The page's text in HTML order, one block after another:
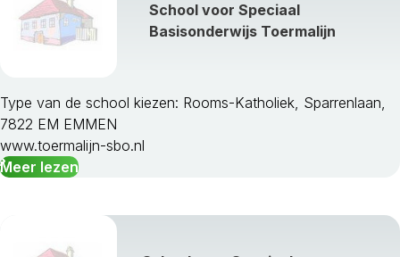
School voor Speciaal
Basisonderwijs Toermalijn
Type van de school kiezen: Rooms-Katholiek, Sparrenlaan,
7822 EM EMMEN
www.toermalijn-sbo.nl
Meer lezen